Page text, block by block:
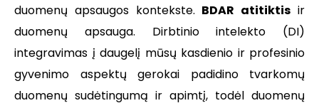
duomenų apsaugos kontekste. BDAR atitiktis ir
duomenų apsauga. Dirbtinio intelekto (DI)
integravimas į daugelį mūsų kasdienio ir profesinio
gyvenimo aspektų gerokai padidino tvarkomų
duomenų sudėtingumą ir apimtį, todėl duomenų